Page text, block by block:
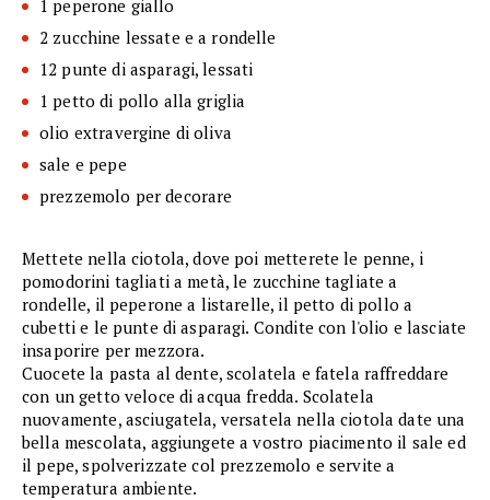
1 peperone giallo
2 zucchine lessate e a rondelle
12 punte di asparagi, lessati
1 petto di pollo alla griglia
olio extravergine di oliva
sale e pepe
prezzemolo per decorare
Mettete nella ciotola, dove poi metterete le penne, i
pomodorini tagliati a metà, le zucchine tagliate a
rondelle, il peperone a listarelle, il petto di pollo a
cubetti e le punte di asparagi. Condite con l'olio e lasciate
insaporire per mezzora.
Cuocete la pasta al dente, scolatela e fatela raffreddare
con un getto veloce di acqua fredda. Scolatela
nuovamente, asciugatela, versatela nella ciotola date una
bella mescolata, aggiungete a vostro piacimento il sale ed
il pepe, spolverizzate col prezzemolo e servite a
temperatura ambiente.